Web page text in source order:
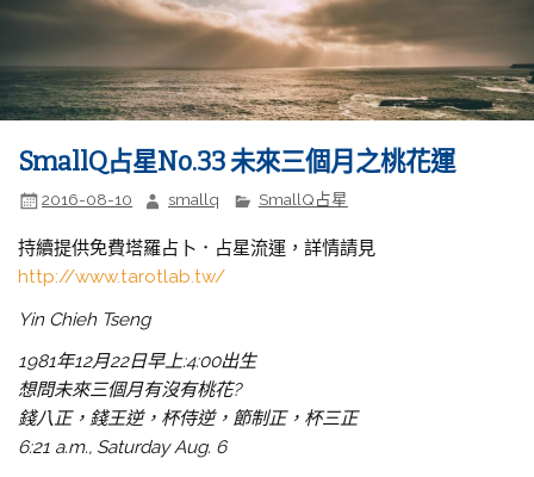
SmallQ占星No.33 未來三個月之桃花運
2016-08-10 smallq SmallQ占星
持續提供免費塔羅占卜．占星流運，詳情請見
http://www.tarotlab.tw/
Yin Chieh Tseng
1981年12月22日早上:4:00出生
想問未來三個月有沒有桃花?
錢八正，錢王逆，杯侍逆，節制正，杯三正
6:21 a.m., Saturday Aug. 6